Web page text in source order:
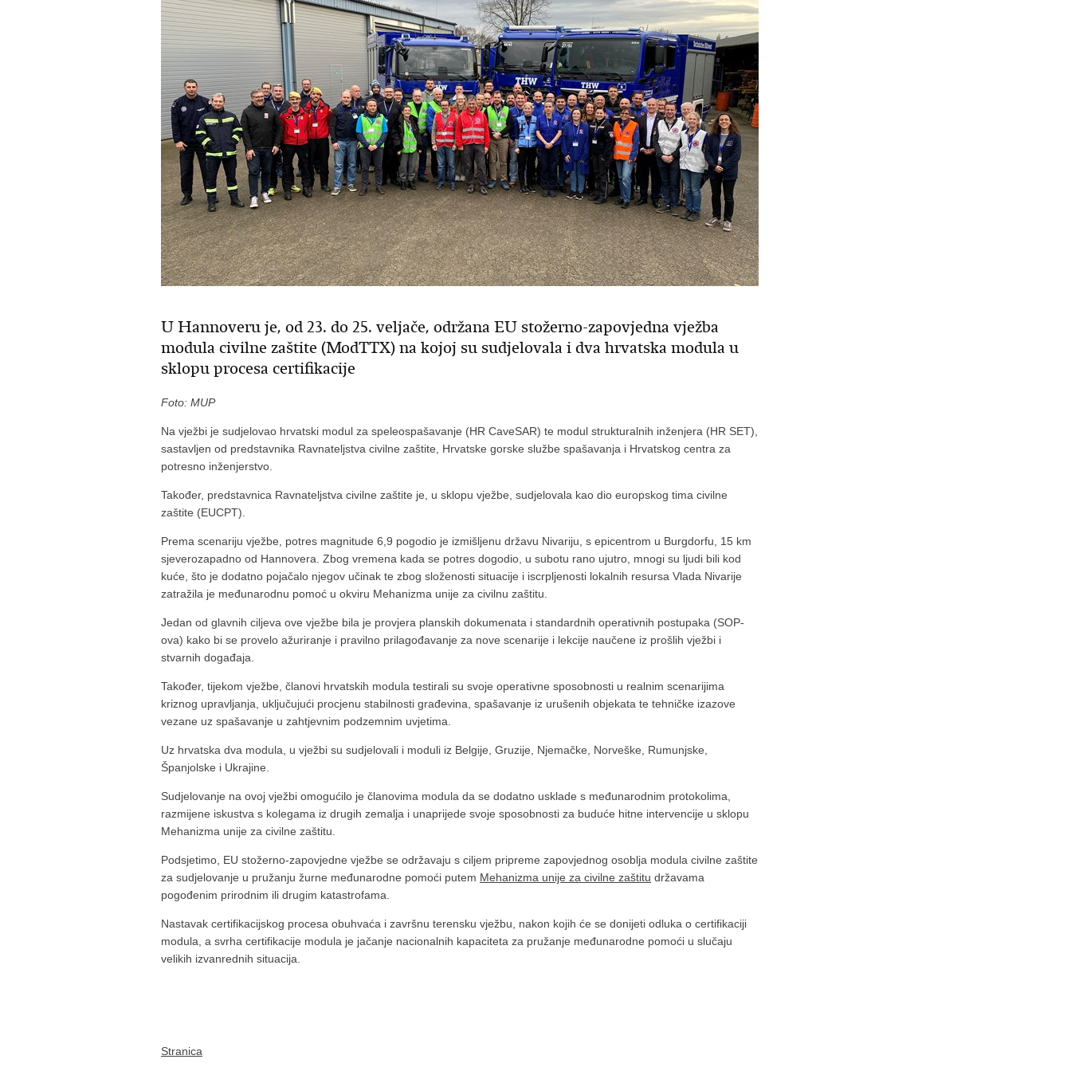
U Hannoveru je, od 23. do 25. veljače, održana EU stožerno-zapovjedna vježba
modula civilne zaštite (ModTTX) na kojoj su sudjelovala i dva hrvatska modula u
sklopu procesa certifikacije
Foto: MUP
Na vježbi je sudjelovao hrvatski modul za speleospašavanje (HR CaveSAR) te modul strukturalnih inženjera (HR SET),
sastavljen od predstavnika Ravnateljstva civilne zaštite, Hrvatske gorske službe spašavanja i Hrvatskog centra za
potresno inženjerstvo.
Također, predstavnica Ravnateljstva civilne zaštite je, u sklopu vježbe, sudjelovala kao dio europskog tima civilne
zaštite (EUCPT).
Prema scenariju vježbe, potres magnitude 6,9 pogodio je izmišljenu državu Nivariju, s epicentrom u Burgdorfu, 15 km
sjeverozapadno od Hannovera. Zbog vremena kada se potres dogodio, u subotu rano ujutro, mnogi su ljudi bili kod
kuće, što je dodatno pojačalo njegov učinak te zbog složenosti situacije i iscrpljenosti lokalnih resursa Vlada Nivarije
zatražila je međunarodnu pomoć u okviru Mehanizma unije za civilnu zaštitu.
Jedan od glavnih ciljeva ove vježbe bila je provjera planskih dokumenata i standardnih operativnih postupaka (SOP-
ova) kako bi se provelo ažuriranje i pravilno prilagođavanje za nove scenarije i lekcije naučene iz prošlih vježbi i
stvarnih događaja.
Također, tijekom vježbe, članovi hrvatskih modula testirali su svoje operativne sposobnosti u realnim scenarijima
kriznog upravljanja, uključujući procjenu stabilnosti građevina, spašavanje iz urušenih objekata te tehničke izazove
vezane uz spašavanje u zahtjevnim podzemnim uvjetima.
Uz hrvatska dva modula, u vježbi su sudjelovali i moduli iz Belgije, Gruzije, Njemačke, Norveške, Rumunjske,
Španjolske i Ukrajine.
Sudjelovanje na ovoj vježbi omogućilo je članovima modula da se dodatno usklade s međunarodnim protokolima,
razmijene iskustva s kolegama iz drugih zemalja i unaprijede svoje sposobnosti za buduće hitne intervencije u sklopu
Mehanizma unije za civilne zaštitu.
Podsjetimo, EU stožerno-zapovjedne vježbe se održavaju s ciljem pripreme zapovjednog osoblja modula civilne zaštite
za sudjelovanje u pružanju žurne međunarodne pomoći putem Mehanizma unije za civilne zaštitu državama
pogođenim prirodnim ili drugim katastrofama.
Nastavak certifikacijskog procesa obuhvaća i završnu terensku vježbu, nakon kojih će se donijeti odluka o certifikaciji
modula, a svrha certifikacije modula je jačanje nacionalnih kapaciteta za pružanje međunarodne pomoći u slučaju
velikih izvanrednih situacija.
Stranica